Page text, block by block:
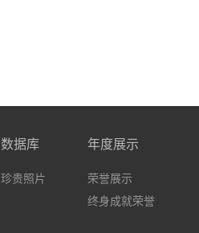
数据库
珍贵照片
年度展示
荣誉展示
终身成就荣誉